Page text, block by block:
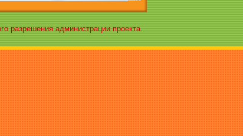
разрешения администрации проекта.